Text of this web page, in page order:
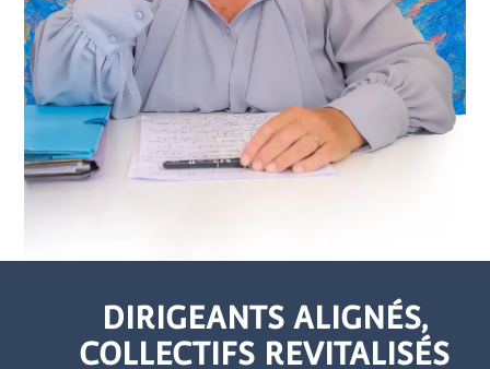
DIRIGEANTS ALIGNÉS,
COLLECTIFS REVITALISÉS